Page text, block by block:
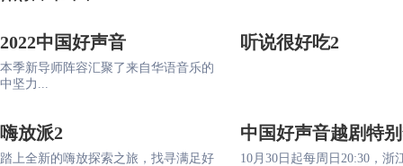
2022中国好声音
本季新导师阵容汇聚了来自华语音乐的
中坚力...
听说很好吃2
嗨放派2
踏上全新的嗨放探索之旅，找寻满足好
中国好声音越剧特
10月30日起每周日20:30，浙